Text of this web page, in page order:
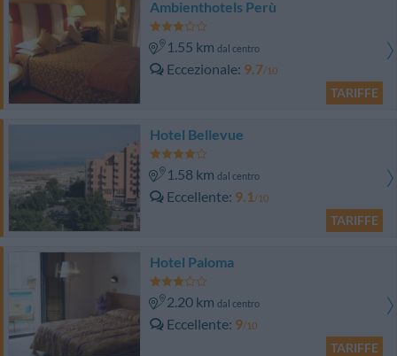
Ambienthotels Perù
1.55 km dal centro
Eccezionale 9.7/10
TARIFFE
Hotel Bellevue
1.58 km dal centro
Eccellente 9.1 /10
TARIFFE
Hotel Paloma
2.20 km dal centro
Eccellente 9/10
TARIFFE